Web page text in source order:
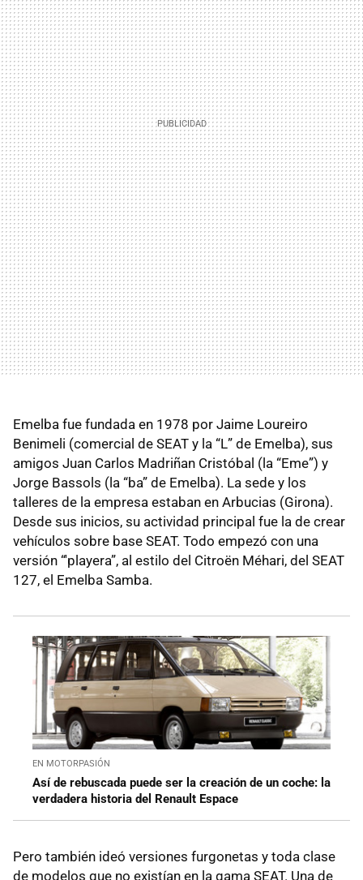
Emelba fue fundada en 1978 por Jaime Loureiro
Benimeli (comercial de SEAT y la “L” de Emelba), sus
amigos Juan Carlos Madriñan Cristóbal (la “Eme”) y
Jorge Bassols (la “ba” de Emelba). La sede y los
talleres de la empresa estaban en Arbucias (Girona).
Desde sus inicios, su actividad principal fue la de crear
vehículos sobre base SEAT. Todo empezó con una
versión “'playera”, al estilo del Citroën Méhari, del SEAT
127, el Emelba Samba.
EN MOTORPASIÓN
Así de rebuscada puede ser la creación de un coche: la
verdadera historia del Renault Espace
Pero también ideó versiones furgonetas y toda clase
de modelos que no existían en la gama SEAT. Una de